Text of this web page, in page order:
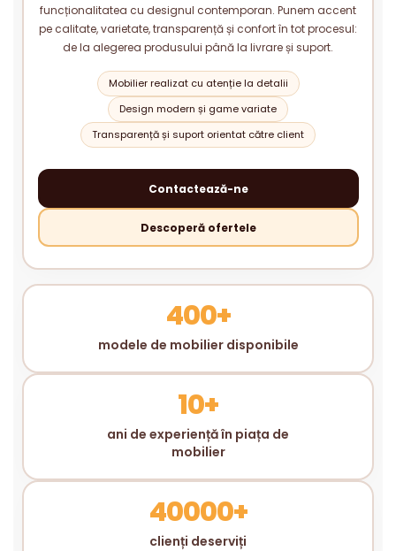
funcționalitatea cu designul contemporan. Punem accent
pe calitate, varietate, transparență și confort în tot procesul:
de la alegerea produsului până la livrare și suport.
Mobilier realizat cu atenție la detalii
Design modern și game variate
Transparență și suport orientat către client
Contactează-ne
Descoperă ofertele
400+
modele de mobilier disponibile
10+
ani de experiență în piața de
mobilier
40000+
clienți deserviți